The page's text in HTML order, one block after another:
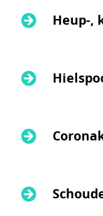
Heup-,